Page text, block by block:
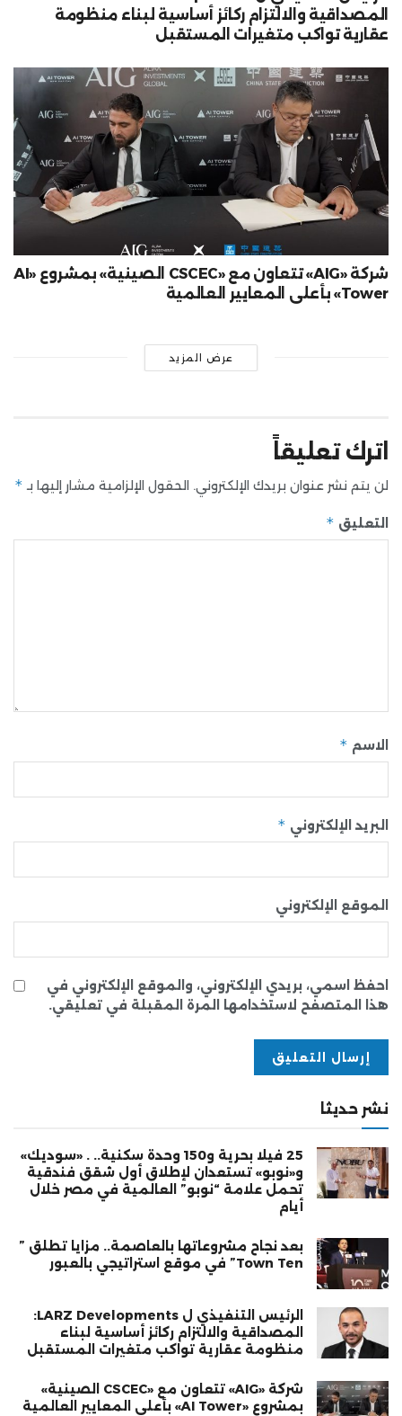
المصداقية والالتزام ركائز أساسية لبناء منظومة
عقارية تواكب متغيرات المستقبل
شركة «AIG» تتعاون مع «CSCEC الصينية» بمشروع «AI
Tower» بأعلى المعايير العالمية
عرض المزيد
اترك تعليقاً
لن يتم نشر عنوان بريدك الإلكتروني. الحقول الإلزامية مشار إليها بـ *
التعليق *
الاسم *
البريد الإلكتروني *
الموقع الإلكتروني
احفظ اسمي، بريدي الإلكتروني، والموقع الإلكتروني في
هذا المتصفح لاستخدامها المرة المقبلة في تعليقي.
نشر حديثا
25 فيلا بحرية و150 وحدة سكنية.. . «سوديك»
و«نوبو» تستعدان لإطلاق أول شقق فندقية
تحمل علامة “نوبو” العالمية في مصر خلال
أيام
بعد نجاح مشروعاتها بالعاصمة.. مزايا تطلق ”
Town Ten” في موقع استراتيجي بالعبور
الرئيس التنفيذي ل LARZ Developments:
المصداقية والالتزام ركائز أساسية لبناء
منظومة عقارية تواكب متغيرات المستقبل
شركة «AIG» تتعاون مع «CSCEC الصينية»
بمشروع «AI Tower» بأعلى المعايير العالمية